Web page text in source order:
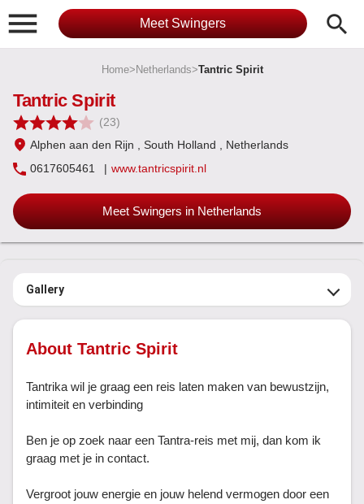
 Meet Swingers search
Home> Netherlands>Tantric Spirit
Tantric Spirit
(23)
Alphen aan den Rijn
, South Holland
, Netherlands
0617605461
| www.tantricspirit.nl
Meet Swingers in Netherlands
Gallery
About Tantric Spirit
Tantrika wil je graag een reis laten maken van bewustzijn,
intimiteit en verbinding
Ben je op zoek naar een Tantra-reis met mij, dan kom ik
graag met je in contact.
Vergroot jouw energie en jouw helend vermogen door een